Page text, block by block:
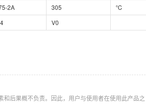
2A 305
℃
V0
后果概不负责。因此，用户与使用者在使用此产品之